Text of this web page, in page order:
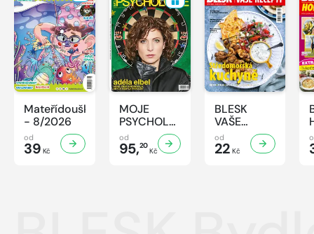
Mateřídouška
- 8/2026
od
39 Kč
MOJE
PSYCHOLOGIE
- 8/2026
od
95,20
Kč
BLESK
VAŠE
RECEPTY -
8/2026
od
22 Kč